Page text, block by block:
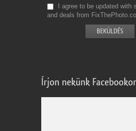
I agree to be updated with
and deals from
Írjon nekünk